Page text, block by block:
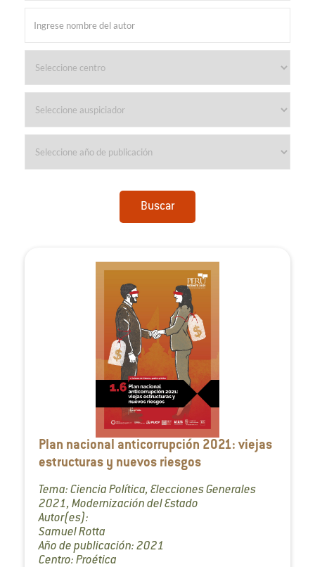
Buscar
Plan nacional anticorrupción 2021: viejas
estructuras y nuevos riesgos
Tema: Ciencia Política, Elecciones Generales
2021, Modernización del Estado
Autor(es):
Samuel Rotta
Año de publicación: 2021
Centro: Proética